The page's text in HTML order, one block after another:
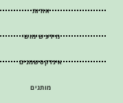
אודות
מידע שימושי
אינדקס שמנים
מותגים